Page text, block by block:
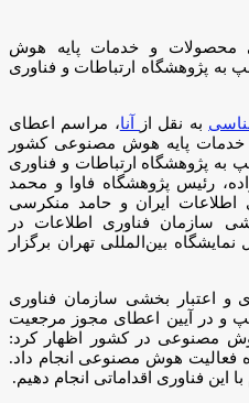
محصولات و خدمات پایه هوش
به پژوهشگاه ارتباطات و فناوری
به نقل از آنا، مراسم اعطای
خدمات پایه هوش مصنوعی کشور
به پژوهشگاه ارتباطات و فناوری
رئیس پژوهشگاه فاوا و محمد
اطلاعات ایران و حامد منکرسی
سازمان فناوری اطلاعات در
بین‌المللی تهران برگزار
و اعتبار بخشی سازمان فناوری
و در آیین اعطای مجوز مرجعیت
مصنوعی در کشور اظهار کرد:
فعالیت هوش مصنوعی انجام داد.
این فناوری اقداماتی انجام دهیم.